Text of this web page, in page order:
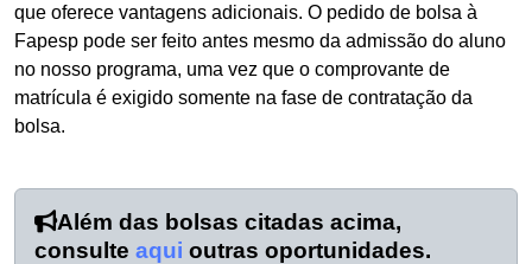
que oferece vantagens adicionais. O pedido de bolsa à
Fapesp pode ser feito antes mesmo da admissão do aluno
no nosso programa, uma vez que o comprovante de
matrícula é exigido somente na fase de contratação da
bolsa.
Além das bolsas citadas acima,
consulte aqui outras oportunidades.